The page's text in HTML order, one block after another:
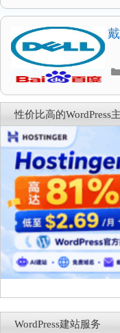
性价比高的WordPress
WordPress建站服务